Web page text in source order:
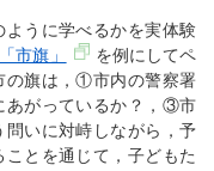
ように学べるかを実体験
市旗」
を例にしてペ
の旗は，①市内の警察署
あがっているか？，③市
いに対峙しながら，予
とを通じて，子どもた